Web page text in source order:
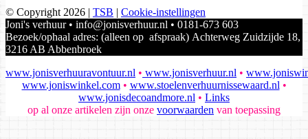
© Copyright 2026 | TSB | Cookie-instellingen
Joni's verhuur • info@jonisverhuur.nl • 0181-673 603
Bezoek/ophaal adres: (alleen op afspraak) Achterweg Zuidzijde 18,
3216 AB Abbenbroek
www.jonisverhuuravontuur.nl • www.jonisverhuur.nl •
www.joniswinkel.com• www.stoelenverhuurnissewaard.nl•
www.jonisdecoandmore.nl • Links
op al onze artikelen zijn onze voorwaarden van toepassing